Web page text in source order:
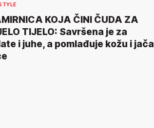
KOJA ČINI ČUDA ZA
TIJELO: Savršena je za
i juhe, a pomlađuje kožu i jača